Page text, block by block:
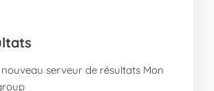
serveur de résultats Mon